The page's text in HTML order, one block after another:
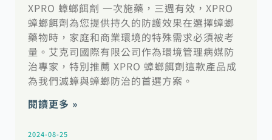
XPRO 蟑螂餌劑 一次施藥，三週有效，XPRO
蟑螂餌劑為您提供持久的防護效果在選擇蟑螂
藥物時，家庭和商業環境的特殊需求必須被考
量。艾克司國際有限公司作為環境管理病媒防
治專家，特別推薦 XPRO 蟑螂餌劑這款產品成
為我們滅蟑與蟑螂防治的首選方案。
閱讀更多 »
2024-08-25